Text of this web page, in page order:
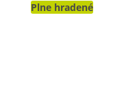
Plne hradené